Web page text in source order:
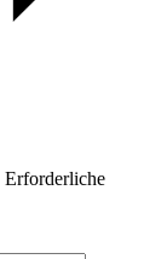
Erforderliche